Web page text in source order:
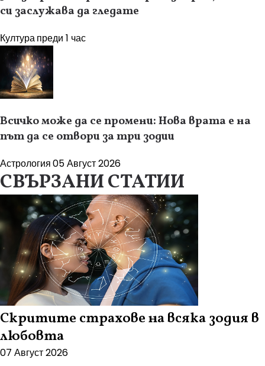
си заслужава да гледате
Културапреди 1 час
Всичко може да се промени: Нова врата е на
път да се отвори за три зодии
Астрология05 Август 2026
СВЪРЗАНИ СТАТИИ
Скритите страхове на всяка зодия в
любовта
07 Август 2026